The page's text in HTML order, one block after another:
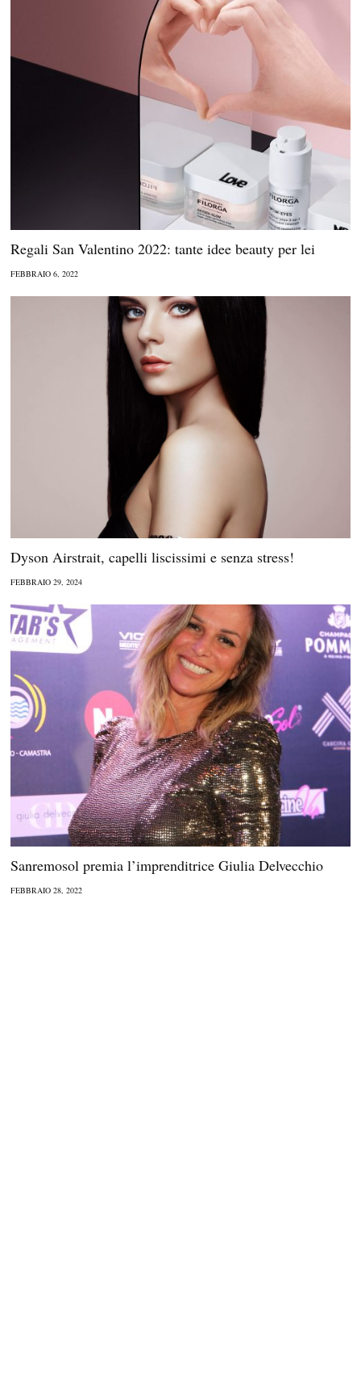
Regali San Valentino 2022: tante idee beauty per lei
FEBBRAIO 6, 2022
Dyson Airstrait, capelli liscissimi e senza stress!
FEBBRAIO 29, 2024
Sanremosol premia l’imprenditrice Giulia Delvecchio
FEBBRAIO 28, 2022